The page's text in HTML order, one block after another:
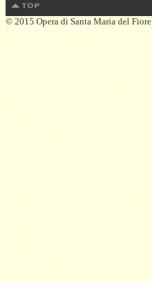
© 2015 Opera di Santa Maria del Fiore